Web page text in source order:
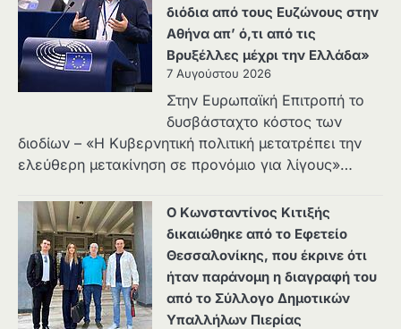
διόδια από τους Ευζώνους στην
Αθήνα απ’ ό,τι από τις
Βρυξέλλες μέχρι την Ελλάδα»
7 Αυγούστου 2026
Στην Ευρωπαϊκή Επιτροπή το
δυσβάσταχτο κόστος των
διοδίων – «Η Κυβερνητική πολιτική μετατρέπει την
ελεύθερη μετακίνηση σε προνόμιο για λίγους»…
Ο Κωνσταντίνος Κιτιξής
δικαιώθηκε από το Εφετείο
Θεσσαλονίκης, που έκρινε ότι
ήταν παράνομη η διαγραφή του
από το Σύλλογο Δημοτικών
Υπαλλήλων Πιερίας